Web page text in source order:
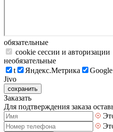
обязательные
cookie сессии и авторизации
необязательные
t
Яндекс.Метрика
Jivo
сохранить
Заказать
Для подтверждения заказа